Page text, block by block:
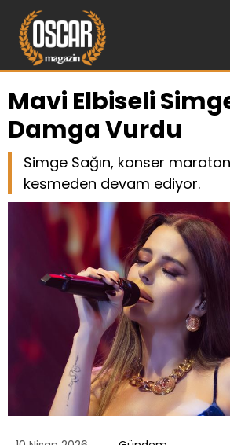
Mavi Elbiseli
Damga Vurdu
Simge Sağın, konser
kesmeden devam ediyor.